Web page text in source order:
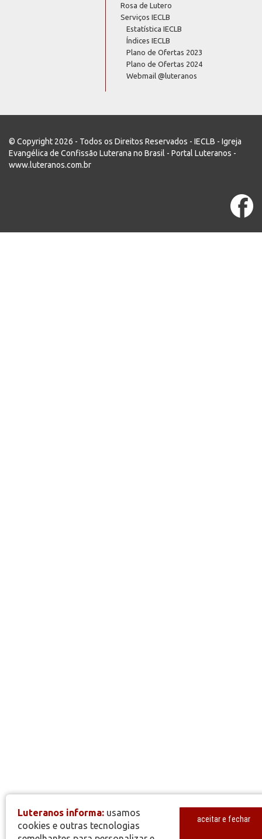
Rosa de Lutero
Serviços IECLB
Estatística IECLB
Índices IECLB
Plano de Ofertas 2023
Plano de Ofertas 2024
Webmail @luteranos
© Copyright 2026 - Todos os Direitos Reservados - IECLB - Igreja
Evangélica de Confissão Luterana no Brasil - Portal Luteranos -
www.luteranos.com.br
Luteranos informa: usamos
cookies e outras tecnologias
aceitar e fechar